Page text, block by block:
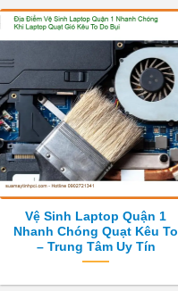
Vệ Sinh Laptop Quận 1
Nhanh Chóng Quạt Kêu To
– Trung Tâm Uy Tín